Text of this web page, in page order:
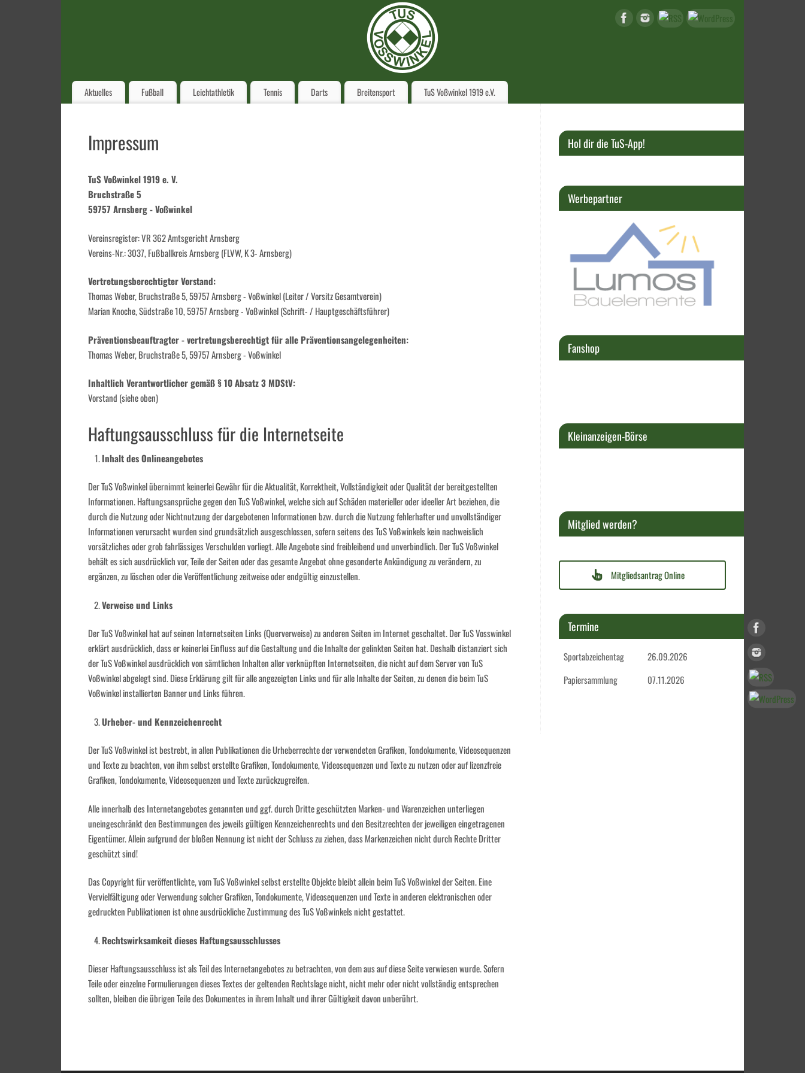
Aktuelles Fußball Leichtathletik Tennis Darts Breitensport TuS Voßwinkel 1919 e.V.
Impressum
TuS Voßwinkel 1919 e. V.
Bruchstraße 5
59757 Arnsberg - Voßwinkel
Vereinsregister: VR 362 Amtsgericht Arnsberg
Vereins-Nr.: 3037, Fußballkreis Arnsberg (FLVW, K 3- Arnsberg)
Vertretungsberechtigter Vorstand:
Thomas Weber, Bruchstraße 5, 59757 Arnsberg - Voßwinkel (Leiter / Vorsitz Gesamtverein)
Marian Knoche, Südstraße 10, 59757 Arnsberg - Voßwinkel (Schrift- / Hauptgeschäftsführer)
Präventionsbeauftragter - vertretungsberechtigt für alle Präventionsangelegenheiten:
Thomas Weber, Bruchstraße 5, 59757 Arnsberg - Voßwinkel
Inhaltlich Verantwortlicher gemäß § 10 Absatz 3 MDStV:
Vorstand (siehe oben)
Haftungsausschluss für die Internetseite
Inhalt des Onlineangebotes
Der TuS Voßwinkel übernimmt keinerlei Gewähr für die Aktualität, Korrektheit, Vollständigkeit oder Qualität der bereitgestellten
Informationen. Haftungsansprüche gegen den TuS Voßwinkel, welche sich auf Schäden materieller oder ideeller Art beziehen, die
durch die Nutzung oder Nichtnutzung der dargebotenen Informationen bzw. durch die Nutzung fehlerhafter und unvollständiger
Informationen verursacht wurden sind grundsätzlich ausgeschlossen, sofern seitens des TuS Voßwinkels kein nachweislich
vorsätzliches oder grob fahrlässiges Verschulden vorliegt. Alle Angebote sind freibleibend und unverbindlich. Der TuS Voßwinkel
behält es sich ausdrücklich vor, Teile der Seiten oder das gesamte Angebot ohne gesonderte Ankündigung zu verändern, zu
ergänzen, zu löschen oder die Veröffentlichung zeitweise oder endgültig einzustellen.
Verweise und Links
Der TuS Voßwinkel hat auf seinen Internetseiten Links (Querverweise) zu anderen Seiten im Internet geschaltet. Der TuS Vosswinkel
erklärt ausdrücklich, dass er keinerlei Einfluss auf die Gestaltung und die Inhalte der gelinkten Seiten hat. Deshalb distanziert sich
der TuS Voßwinkel ausdrücklich von sämtlichen Inhalten aller verknüpften Internetseiten, die nicht auf dem Server von TuS
Voßwinkel abgelegt sind. Diese Erklärung gilt für alle angezeigten Links und für alle Inhalte der Seiten, zu denen die beim TuS
Voßwinkel installierten Banner und Links führen.
Urheber- und Kennzeichenrecht
Der TuS Voßwinkel ist bestrebt, in allen Publikationen die Urheberrechte der verwendeten Grafiken, Tondokumente, Videosequenzen
und Texte zu beachten, von ihm selbst erstellte Grafiken, Tondokumente, Videosequenzen und Texte zu nutzen oder auf lizenzfreie
Grafiken, Tondokumente, Videosequenzen und Texte zurückzugreifen.
Alle innerhalb des Internetangebotes genannten und ggf. durch Dritte geschützten Marken- und Warenzeichen unterliegen
uneingeschränkt den Bestimmungen des jeweils gültigen Kennzeichenrechts und den Besitzrechten der jeweiligen eingetragenen
Eigentümer. Allein aufgrund der bloßen Nennung ist nicht der Schluss zu ziehen, dass Markenzeichen nicht durch Rechte Dritter
geschützt sind!
Das Copyright für veröffentlichte, vom TuS Voßwinkel selbst erstellte Objekte bleibt allein beim TuS Voßwinkel der Seiten. Eine
Vervielfältigung oder Verwendung solcher Grafiken, Tondokumente, Videosequenzen und Texte in anderen elektronischen oder
gedruckten Publikationen ist ohne ausdrückliche Zustimmung des TuS Voßwinkels nicht gestattet.
Rechtswirksamkeit dieses Haftungsausschlusses
Dieser Haftungsausschluss ist als Teil des Internetangebotes zu betrachten, von dem aus auf diese Seite verwiesen wurde. Sofern
Teile oder einzelne Formulierungen dieses Textes der geltenden Rechtslage nicht, nicht mehr oder nicht vollständig entsprechen
sollten, bleiben die übrigen Teile des Dokumentes in ihrem Inhalt und ihrer Gültigkeit davon unberührt.
Hol dir die TuS-App!
Werbepartner
Fanshop
Kleinanzeigen-Börse
Mitglied werden?
Mitgliedsantrag Online
Termine
Sportabzeichentag
26.09.2026
Papiersammlung
07.11.2026